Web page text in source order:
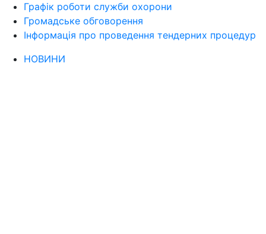
Графік роботи служби охорони
Громадське обговорення
Інформація про проведення тендерних процедур
НОВИНИ